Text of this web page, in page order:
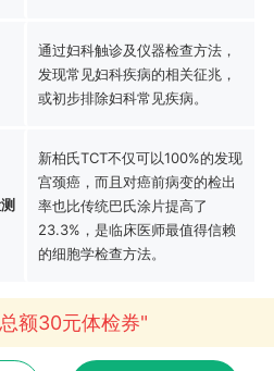
通过妇科触诊及仪器检查方法，
发现常见妇科疾病的相关征兆，
或初步排除妇科常见疾病。
新柏氏TCT不仅可以100%的发现
宫颈癌，而且对癌前病变的检出
率也比传统巴氏涂片提高了
23.3%，是临床医师最值得信赖
的细胞学检查方法。
额30元体检券"